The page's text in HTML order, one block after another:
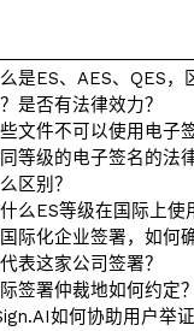
是ES、AES、QES，
是否有法律效力？
文件不可以使用电子签
等级的电子签名的法
区别？
么ES等级在国际上使
际化企业签署，如何
表这家公司签署？
签署仲裁地如何约定？
如何协助用户举